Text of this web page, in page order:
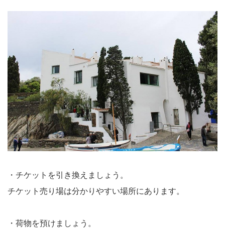
・チケットを引き換えましょう。
チケット売り場は分かりやすい場所にあります。
・荷物を預けましょう。